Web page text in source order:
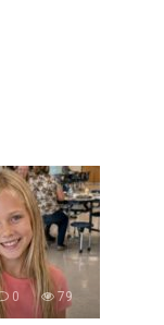
0 79